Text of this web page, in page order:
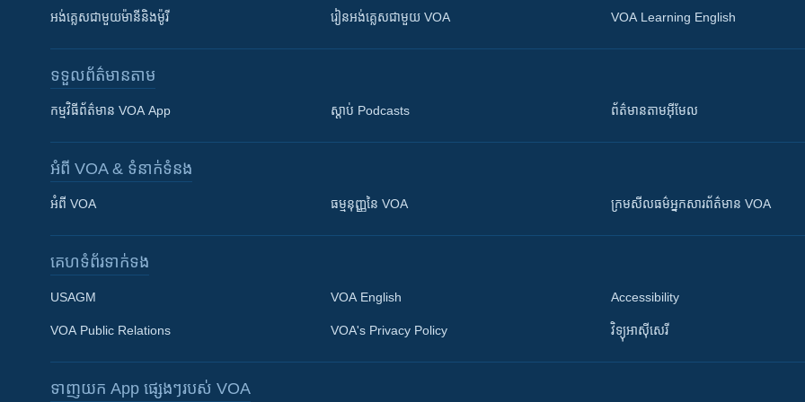
Khmer English
អង់គ្លេស​ជាមួយ​ម៉ានី​និង​ម៉ូរី រៀន​​​​​​អង់គ្លេស​​ជាមួយ VOA VOA Learning English
ទទួល​ព័ត៌មាន​តាម
កម្មវិធី​ព័ត៌មាន VOA App ស្តាប់ Podcasts ព័ត៌មាន​តាម​អ៊ីមែល
អំពី​ VOA & ទំនាក់ទំនង
អំពី​ VOA ធម្មនុញ្ញ​នៃ VOA ក្រម​​​សីលធម៌​​​អ្នក​​​សារព័ត៌មាន VOA
គេហទំព័រ​​ទាក់ទង
USAGM
VOA Public Relations
VOA English
VOA's Privacy Policy
Accessibility
វិទ្យុ​អាស៊ី​សេរី
ទាញយក​ App ផ្សេងៗ​របស់​ VOA